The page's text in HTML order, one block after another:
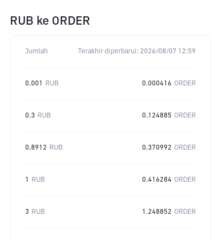
RUB ke ORDER
Jumlah Terakhir diperbarui: 2026/08/07 12:59
0.001 RUB 0.000416 ORDER
0.3 RUB 0.124885 ORDER
0.8912 RUB 0.370992 ORDER
1 RUB 0.416284 ORDER
3 RUB 1.248852 ORDER